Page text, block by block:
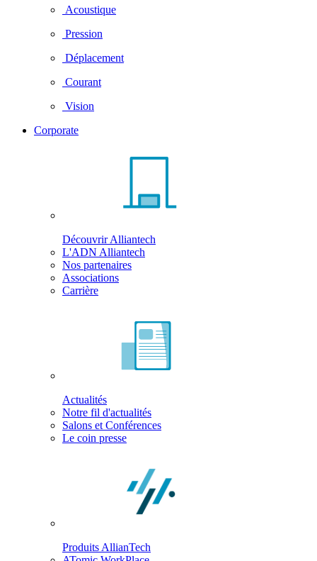
Acoustique
Pression
Déplacement
Courant
Vision
Corporate
Découvrir Alliantech
L'ADN Alliantech
Nos partenaires
Associations
Carrière
Actualités
Notre fil d'actualités
Salons et Conférences
Le coin presse
Produits AllianTech